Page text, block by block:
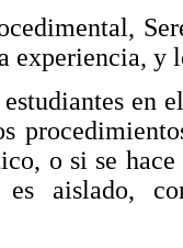
experiencia, y
en
o si se
es aislado,